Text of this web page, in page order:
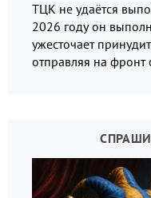
ТЦК не удаётся
2026 году он
ужесточает
отправляя на фронт